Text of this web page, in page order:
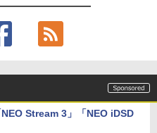
Stream 3」「NEO iDSD